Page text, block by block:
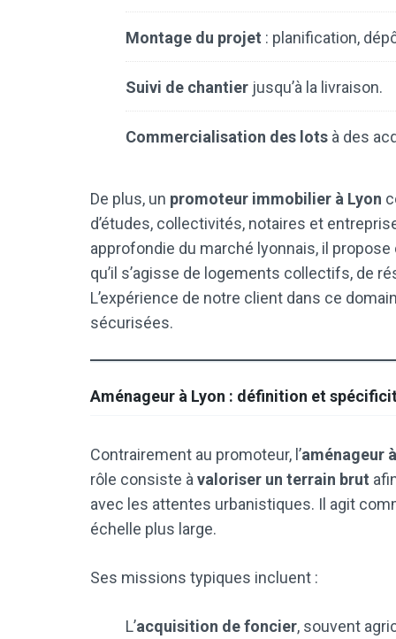
Montage du projet : planification,
Suivi de chantier jusqu’à la livraison.
Commercialisation des lots à des
De plus, un promoteur immobilier à Lyon
d’études, collectivités, notaires et
approfondie du marché lyonnais, il
qu’il s’agisse de logements collectifs, de
L’expérience de notre client dans ce
sécurisées.
Aménageur à Lyon : définition et
Contrairement au promoteur, l’aménageur
rôle consiste à valoriser un terrain brut
avec les attentes urbanistiques. Il agit
échelle plus large.
Ses missions typiques incluent :
L’acquisition de foncier, souvent